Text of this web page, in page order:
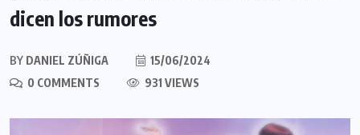
dicen los rumores
BY DANIEL ZÚÑIGA
15/06/2024
0 COMMENTS
931 VIEWS